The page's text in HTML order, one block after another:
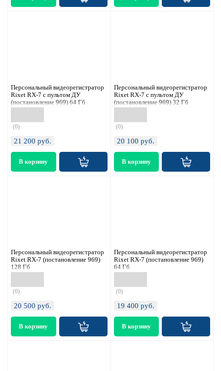
Персональный видеорегистратор
Rixet RX-7 с пультом ДУ
(постановление 969) 64 Гб
(0)
21 200 руб.
Персональный видеорегистратор
Rixet RX-7 с пультом ДУ
(постановление 969) 32 Гб
(0)
20 100 руб.
Персональный видеорегистратор
Rixet RX-7 (постановление 969)
128 Гб
(0)
20 500 руб.
Персональный видеорегистратор
Rixet RX-7 (постановление 969)
64 Гб
(0)
19 400 руб.